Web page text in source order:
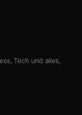
Tech und alles,